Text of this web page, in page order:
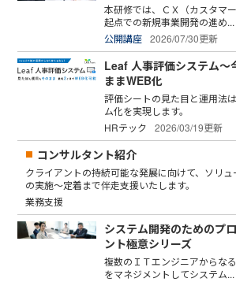
本研修では、ＣＸ（カスタマ
起点での新規事業開発の進め...
公開講座 2026/07/30更新
Leaf 人事評価システム～
ままWEB化
評価シートの見た目と運用法
ム化を実現します。
HRテック
2026/03/19更新
コンサルタント紹介
クライアントの持続可能な発展に向けて、ソリ
の実施～定着まで伴走支援いたします。
業務支援
システム開発のためのプ
ント極意シリーズ
複数のＩＴエンジニアからな
をマネジメントしてシステム...